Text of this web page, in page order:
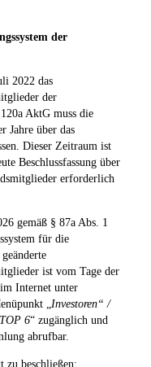
der
2022 das
der
AktG muss die
Jahre über das
Dieser Zeitraum ist
Beschlussfassung über
erforderlich
gemäß § 87a Abs. 1
für die
ist vom Tage der
Internet unter
„ Investoren“ /
6“ zugänglich und
abrufbar.
zu beschließen: